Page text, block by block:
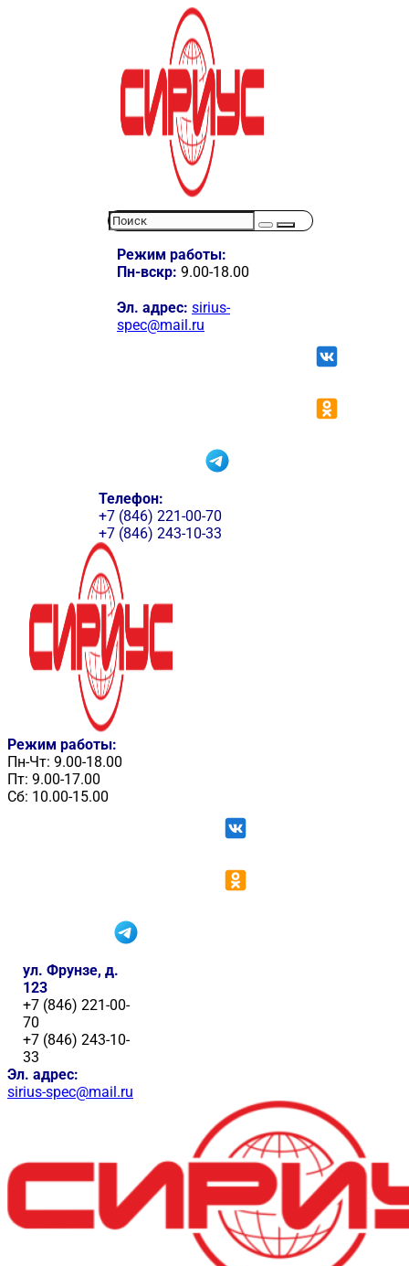
Режим работы:
Пн-вскр: 9.00-18.00
Эл. адрес: sirius-
spec@mail.ru
Телефон:
+7 (846) 221-00-70
+7 (846) 243-10-33
Режим работы:
Пн-Чт: 9.00-18.00
Пт: 9.00-17.00
Сб: 10.00-15.00
ул. Фрунзе, д.
123
+7 (846) 221-00-
70
+7 (846) 243-10-
33
Эл. адрес:
sirius-spec@mail.ru